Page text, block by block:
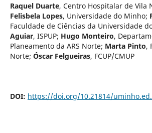
Raquel Duarte, Centro Hospitalar de Vila
Felisbela Lopes, Universidade do Minho;
Faculdade de Ciências da Universidade
Aguiar, ISPUP; Hugo Monteiro,
Planeamento da ARS Norte; Marta Pinto,
Norte; Óscar Felgueiras, FCUP/CMUP
DOI: https://doi.org/10.21814/